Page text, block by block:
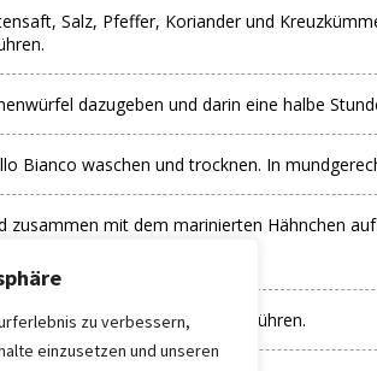
zu verbessern,
einzusetzen und unseren
Salz, Pfeffer, Koriander und
dazugeben und darin eine halbe
Bianco waschen und trocknen. In
zusammen mit dem marinierten Hähnchen
Joghurt mit dem Limettensaft rühren.